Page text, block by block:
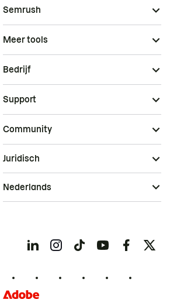
Semrush
Meer tools
Bedrijf
Support
Community
Juridisch
Nederlands